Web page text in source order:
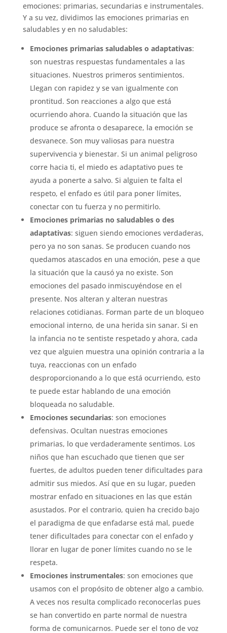
emociones: primarias, secundarias e instrumentales.
Y a su vez, dividimos las emociones primarias en
saludables y en no saludables:
Emociones primarias saludables o adaptativas:
son nuestras respuestas fundamentales a las
situaciones. Nuestros primeros sentimientos.
Llegan con rapidez y se van igualmente con
prontitud. Son reacciones a algo que está
ocurriendo ahora. Cuando la situación que las
produce se afronta o desaparece, la emoción se
desvanece. Son muy valiosas para nuestra
supervivencia y bienestar. Si un animal peligroso
corre hacia ti, el miedo es adaptativo pues te
ayuda a ponerte a salvo. Si alguien te falta el
respeto, el enfado es útil para poner límites,
conectar con tu fuerza y no permitirlo.
Emociones primarias no saludables o des
adaptativas: siguen siendo emociones verdaderas,
pero ya no son sanas. Se producen cuando nos
quedamos atascados en una emoción, pese a que
la situación que la causó ya no existe. Son
emociones del pasado inmiscuyéndose en el
presente. Nos alteran y alteran nuestras
relaciones cotidianas. Forman parte de un bloqueo
emocional interno, de una herida sin sanar. Si en
la infancia no te sentiste respetado y ahora, cada
vez que alguien muestra una opinión contraria a la
tuya, reaccionas con un enfado
desproporcionando a lo que está ocurriendo, esto
te puede estar hablando de una emoción
bloqueada no saludable.
Emociones secundarias: son emociones
defensivas. Ocultan nuestras emociones
primarias, lo que verdaderamente sentimos. Los
niños que han escuchado que tienen que ser
fuertes, de adultos pueden tener dificultades para
admitir sus miedos. Así que en su lugar, pueden
mostrar enfado en situaciones en las que están
asustados. Por el contrario, quien ha crecido bajo
el paradigma de que enfadarse está mal, puede
tener dificultades para conectar con el enfado y
llorar en lugar de poner límites cuando no se le
respeta.
Emociones instrumentales: son emociones que
usamos con el propósito de obtener algo a cambio.
A veces nos resulta complicado reconocerlas pues
se han convertido en parte normal de nuestra
forma de comunicarnos. Puede ser el tono de voz